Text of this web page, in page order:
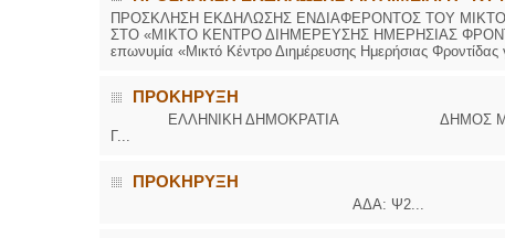
ΠΡΟΣΚΛΗΣΗ ΕΚΔΗΛΩΣΗΣ ΕΝΔΙΑΦΕΡΟΝΤΟΣ ΤΟΥ
ΣΤΟ «ΜΙΚΤΟ ΚΕΝΤΡΟ ΔΙΗΜΕΡΕΥΣΗΣ ΗΜΕΡΗΣΙΑΣ
επωνυμία «Μικτό Κέντρο Διημέρευσης Ημερήσιας
ΠΡΟΚΗΡΥΞΗ
ΕΛΛΗΝΙΚΗ ΔΗΜΟΚΡΑΤΙΑ ΔΗΜΟΣ
Γ...
ΠΡΟΚΗΡΥΞΗ
ΑΔΑ: Ψ2...